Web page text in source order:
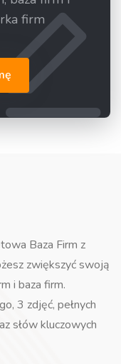
firm
Baza Firm z
zwiększyć swoją
i baza firm.
3 zdjęć, pełnych
słów kluczowych